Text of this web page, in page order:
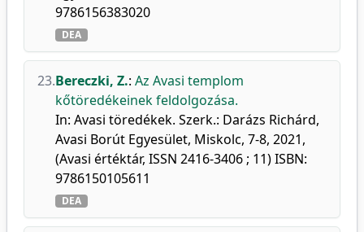
9786156383020
DEA
23.Bereczki, Z.: Az Avasi templom
kőtöredékeinek feldolgozása.
In: Avasi töredékek. Szerk.: Darázs Richárd,
Avasi Borút Egyesület, Miskolc, 7-8, 2021,
(Avasi értéktár, ISSN 2416-3406 ; 11) ISBN:
9786150105611
DEA